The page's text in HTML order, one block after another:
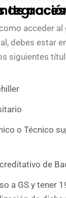
acceder
debes estar
siguientes
o Técnico
de
a GS y tener